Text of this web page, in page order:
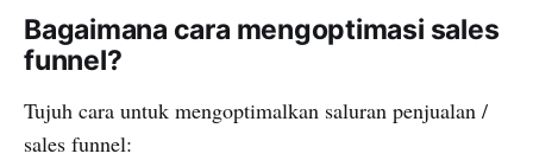
Bagaimana cara mengoptimasi sales
funnel?
Tujuh cara untuk mengoptimalkan saluran penjualan /
sales funnel: